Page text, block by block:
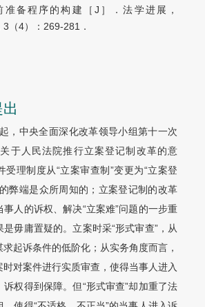
准备程序的构建［J］．法学进展，
3（4）：269-281．
，中央全面深化改革领导小组第十一次
于人民法院推行立案登记制改革的意
受理制度从“立案审查制”变更为“立案登
弊端是众所周知的；立案登记制的改革
人的诉权、解决“立案难”问题的一步重
毋庸置疑的。立案时采“形式审查”，从
起诉条件的低阶化；从实务角度而言，
对案件进行实质审查，使得当事人进入
权得到保障。但“形式审查”却加重了法